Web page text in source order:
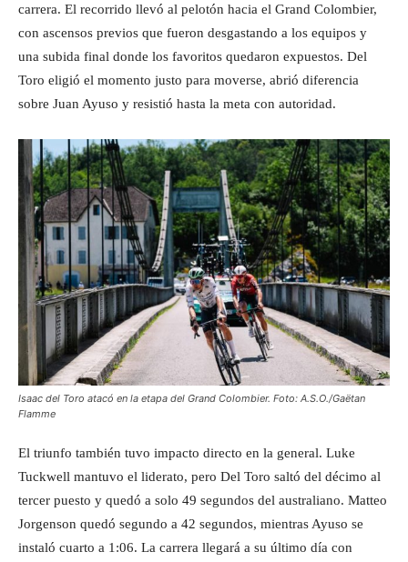
carrera. El recorrido llevó al pelotón hacia el Grand Colombier,
con ascensos previos que fueron desgastando a los equipos y
una subida final donde los favoritos quedaron expuestos. Del
Toro eligió el momento justo para moverse, abrió diferencia
sobre Juan Ayuso y resistió hasta la meta con autoridad.
Isaac del Toro atacó en la etapa del Grand Colombier. Foto: A.S.O./Gaëtan
Flamme
El triunfo también tuvo impacto directo en la general. Luke
Tuckwell mantuvo el liderato, pero Del Toro saltó del décimo al
tercer puesto y quedó a solo 49 segundos del australiano. Matteo
Jorgenson quedó segundo a 42 segundos, mientras Ayuso se
instaló cuarto a 1:06. La carrera llegará a su último día con